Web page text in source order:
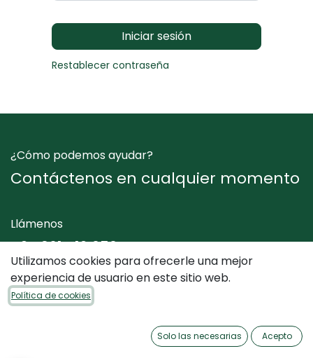
Iniciar sesión
Restablecer contraseña
¿Cómo podemos ayudar?
Contáctenos en cualquier momento
Llámenos
+34 961 412 050
Envíenos un mensaje
Utilizamos cookies para ofrecerle una mejor
experiencia de usuario en este sitio web.
Política de cookies
Solo las necesarias Acepto